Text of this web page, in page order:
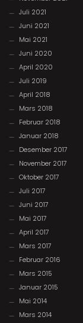
Juli 2021
Juni 2021
Mai 2021
Juni 2020
April 2020
Juli 2019
April 2018
Mars 2018
Februar 2018
Januar 2018
Desember 2017
November 2017
Oktober 2017
Juli 2017
Juni 2017
Mai 2017
April 2017
Mars 2017
Februar 2016
Mars 2015
Januar 2015
Mai 2014
Mars 2014